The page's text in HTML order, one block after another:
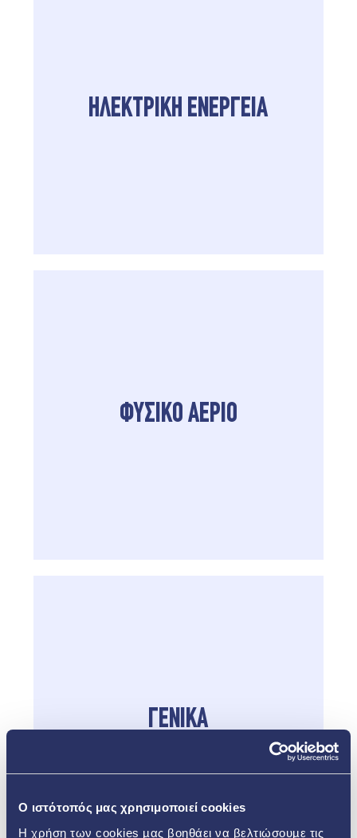
O ιστότοπός μας χρησιμοποιεί cookies
Η χρήση των cookies µας βοηθάει να βελτιώσουµε τις
ΗΛΕΚΤΡΙΚΗ ΕΝΕΡΓΕΙΑ
ΦΥΣΙΚΟ ΑΕΡΙΟ
ΓΕΝΙΚΑ